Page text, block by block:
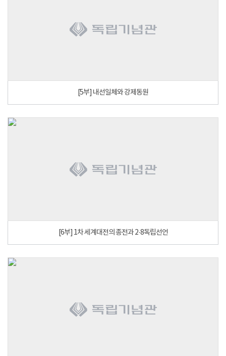
[5부] 내선일체와 강제동원
[6부] 1차 세계대전의 종전과 2·8독립선언